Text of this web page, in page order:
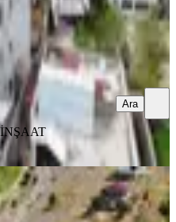
Serkan Bal
Ara
Satılık Bağ Evi